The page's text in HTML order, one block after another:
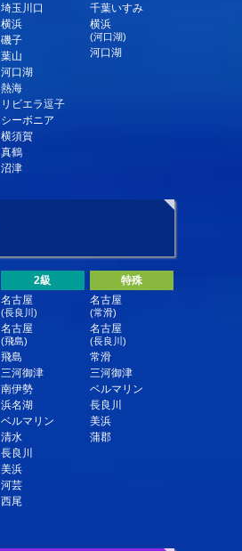
埼玉川口
横浜
磯子
葉山
河口湖
熱海
リビエラ逗子
シーボニア
横須賀
真鶴
沼津
千葉いすみ
横浜
(河口湖)
河口湖
2級
名古屋
(長良川)
名古屋
(飛島)
飛島
三河御津
南伊勢
浜名湖
ベルマリン
清水
長良川
美浜
河芸
西尾
特殊
名古屋
(常滑)
名古屋
(長良川)
常滑
三河御津
ベルマリン
長良川
美浜
蒲郡